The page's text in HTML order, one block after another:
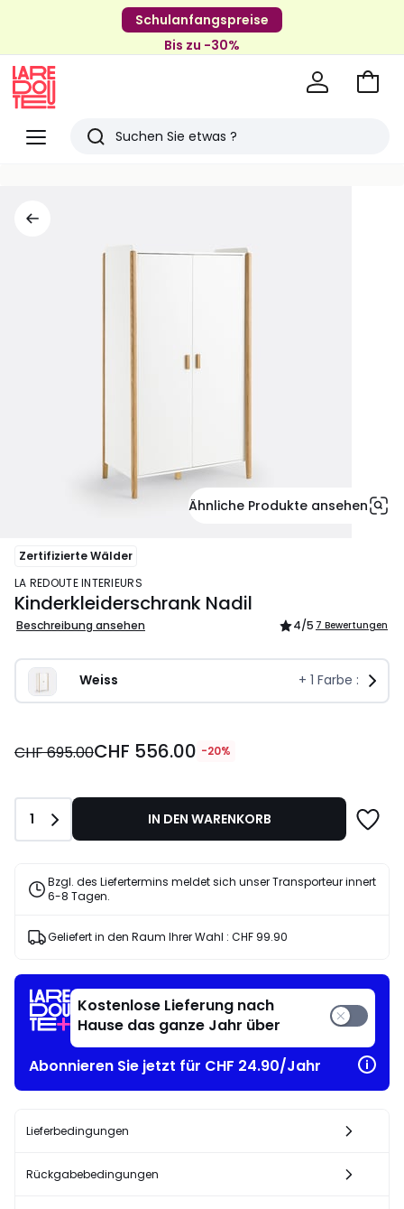
Schulanfangspreise
Bis zu -30%
Menü
Redoute
Suchen
Zum
Ähnliche Produkte ansehen
Zertifizierte Wälder
LA REDOUTE INTERIEURS
Kinderkleiderschrank Nadil
Beschreibung ansehen 4/5 7 Bewertungen
Weiss + 1 Farbe :
556.00
20%
angewandter
CHF 695.00CHF 556.00 -20%
Anzahl
1 IN DEN WARENKORB
Bzgl. des Liefertermins meldet sich unser Transporteur innert
6-8 Tagen.
Geliefert in den Raum Ihrer Wahl : CHF 99.90
Kostenlose Lieferung nach
Hause das ganze Jahr über
Abonnieren Sie jetzt für CHF 24.90/Jahr
Lieferbedingungen
Rückgabebedingungen